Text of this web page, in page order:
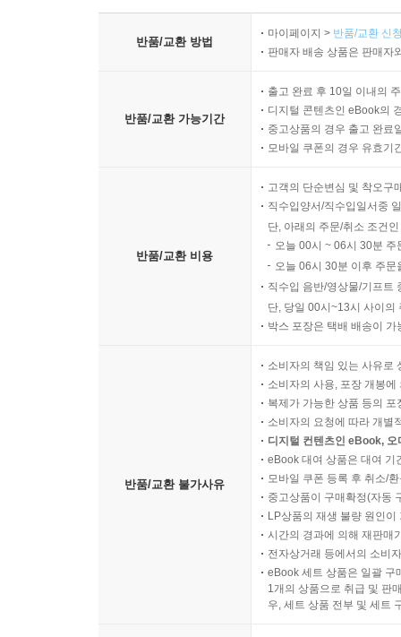
반품/교환 방법
마이페이지 > 반품/교환 신
판매자 배송 상품은 판매자
반품/교환 가능기간
출고 완료 후 10일 이내의
디지털 콘텐츠인 eBook의
중고상품의 경우 출고 완료
모바일 쿠폰의 경우 유효기
반품/교환 비용
고객의 단순변심 및 착오구
직수입양서/직수입일서중
단, 아래의 주문/취소 조건
오늘 00시 ~ 06시 30분
오늘 06시 30분 이후 주
직수입 음반/영상물/기프트
단, 당일 00시~13시 사이의
박스 포장은 택배 배송이
반품/교환 불가사유
소비자의 책임 있는 사유로
소비자의 사용, 포장 개봉
복제가 가능한 상품 등의
소비자의 요청에 따라 개별
디지털 컨텐츠인 eBook,
eBook 대여 상품은 대여 기
모바일 쿠폰 등록 후 취소/
중고상품이 구매확정(자동
LP상품의 재생 불량 원인
시간의 경과에 의해 재판매
전자상거래 등에서의 소비
eBook 세트 상품은 일괄 구
1개의 상품으로 취급 및 판
우, 세트 상품 전부 및 세트